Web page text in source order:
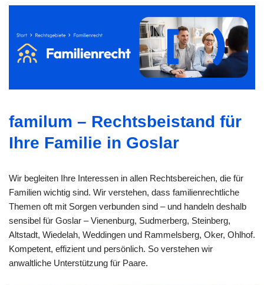
familum – Rechtsbeistand für
Ihre Familie in Goslar
Wir begleiten Ihre Interessen in allen Rechtsbereichen, die für
Familien wichtig sind. Wir verstehen, dass familienrechtliche
Themen oft mit Sorgen verbunden sind – und handeln deshalb
sensibel für Goslar – Vienenburg, Sudmerberg, Steinberg,
Altstadt, Wiedelah, Weddingen und Rammelsberg, Oker, Ohlhof.
Kompetent, effizient und persönlich. So verstehen wir
anwaltliche Unterstützung für Paare.